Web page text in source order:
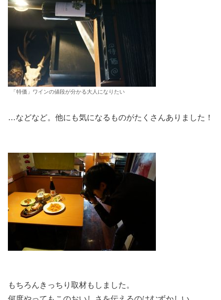
「特価」ワインの値段が分かる大人になりたい
…などなど。他にも気になるものがたくさんありました！
もちろんきっちり取材もしました。